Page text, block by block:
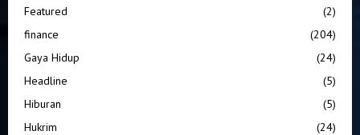
Featured
(2)
finance
(204)
Gaya Hidup
(24)
Headline
(5)
Hiburan
(5)
Hukrim
(24)